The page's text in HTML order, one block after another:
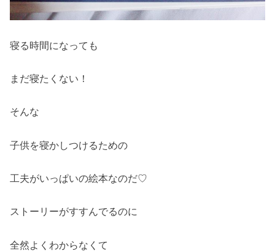
寝る時間になっても
まだ寝たくない！
そんな
子供を寝かしつけるための
工夫がいっぱいの絵本なのだ♡
ストーリーがすすんでるのに
全然よくわからなくて